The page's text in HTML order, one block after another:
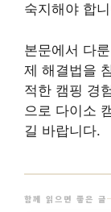
숙지해야 합
본문에서 다
제 해결법을
적한 캠핑 경
으로 다이소
길 바랍니다.
함께 읽으면 좋은 글